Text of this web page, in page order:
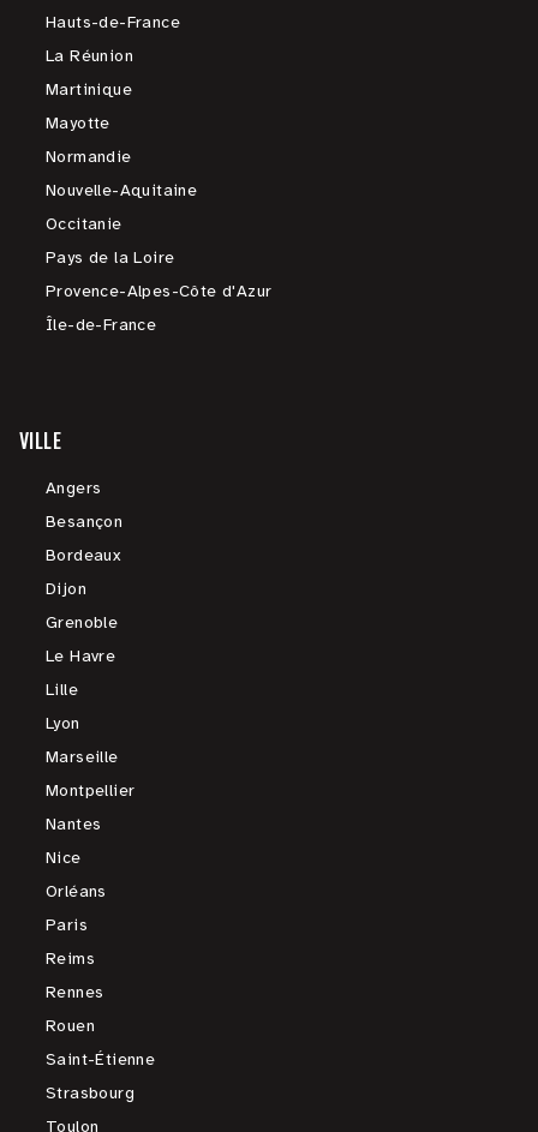
Hauts-de-France
La Réunion
Martinique
Mayotte
Normandie
Nouvelle-Aquitaine
Occitanie
Pays de la Loire
Provence-Alpes-Côte d'Azur
Île-de-France
VILLE
Angers
Besançon
Bordeaux
Dijon
Grenoble
Le Havre
Lille
Lyon
Marseille
Montpellier
Nantes
Nice
Orléans
Paris
Reims
Rennes
Rouen
Saint-Étienne
Strasbourg
Toulon